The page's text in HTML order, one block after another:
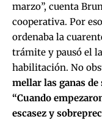
marzo”, cuenta
cooperativa. Por
ordenaba la
trámite y pausó el
habilitación. No
mellar las ganas de
“Cuando
escasez y